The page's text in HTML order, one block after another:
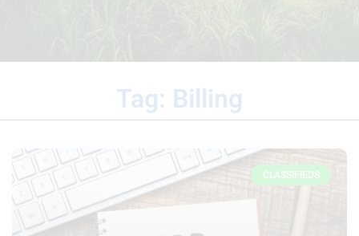
Tag: Billing
CLASSIFIEDS